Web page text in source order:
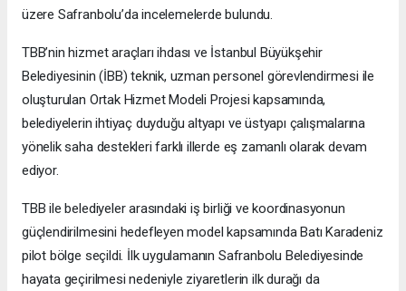
üzere Safranbolu’da incelemelerde bulundu.
TBB’nin hizmet araçları ihdası ve İstanbul Büyükşehir
Belediyesinin (İBB) teknik, uzman personel görevlendirmesi ile
oluşturulan Ortak Hizmet Modeli Projesi kapsamında,
belediyelerin ihtiyaç duyduğu altyapı ve üstyapı çalışmalarına
yönelik saha destekleri farklı illerde eş zamanlı olarak devam
ediyor.
TBB ile belediyeler arasındaki iş birliği ve koordinasyonun
güçlendirilmesini hedefleyen model kapsamında Batı Karadeniz
pilot bölge seçildi. İlk uygulamanın Safranbolu Belediyesinde
hayata geçirilmesi nedeniyle ziyaretlerin ilk durağı da